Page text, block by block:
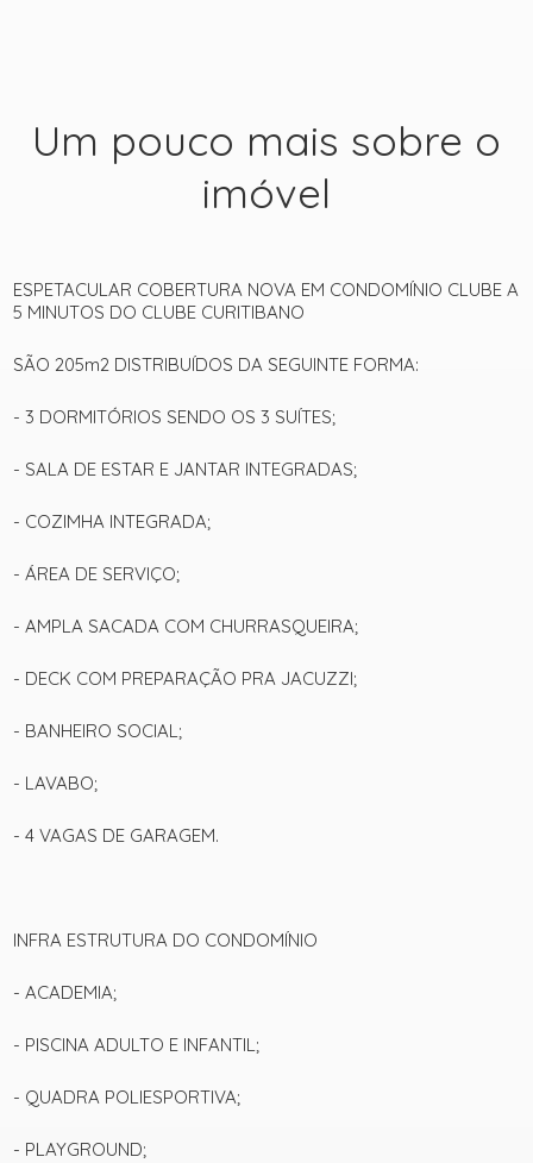
ver mais fotos
Um pouco mais sobre o
imóvel
ESPETACULAR COBERTURA NOVA EM CONDOMÍNIO CLUBE A
5 MINUTOS DO CLUBE CURITIBANO
SÃO 205m2 DISTRIBUÍDOS DA SEGUINTE FORMA:
- 3 DORMITÓRIOS SENDO OS 3 SUÍTES;
- SALA DE ESTAR E JANTAR INTEGRADAS;
- COZIMHA INTEGRADA;
- ÁREA DE SERVIÇO;
- AMPLA SACADA COM CHURRASQUEIRA;
- DECK COM PREPARAÇÃO PRA JACUZZI;
- BANHEIRO SOCIAL;
- LAVABO;
- 4 VAGAS DE GARAGEM.
INFRA ESTRUTURA DO CONDOMÍNIO
- ACADEMIA;
- PISCINA ADULTO E INFANTIL;
- QUADRA POLIESPORTIVA;
- PLAYGROUND;